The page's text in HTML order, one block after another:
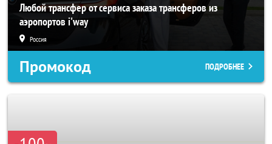
Любой трансфер от сервиса заказа трансферов из
аэропортов i'way
Россия
Промокод ПОДРОБНЕЕ